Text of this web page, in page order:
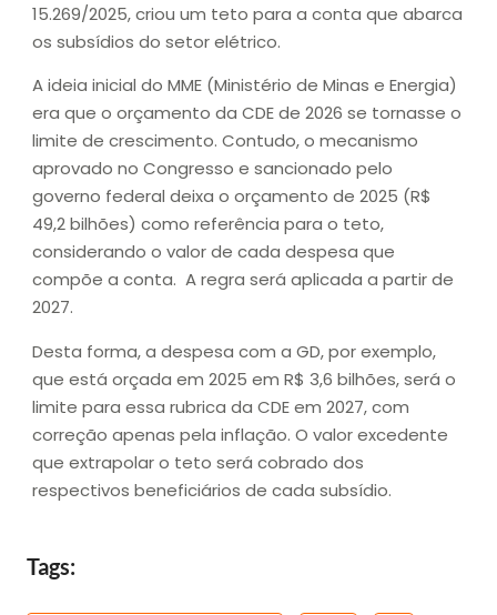
15.269/2025, criou um teto para a conta que abarca
os subsídios do setor elétrico.
A ideia inicial do MME (Ministério de Minas e Energia)
era que o orçamento da CDE de 2026 se tornasse o
limite de crescimento. Contudo, o mecanismo
aprovado no Congresso e sancionado pelo
governo federal deixa o orçamento de 2025 (R$
49,2 bilhões) como referência para o teto,
considerando o valor de cada despesa que
compõe a conta. A regra será aplicada a partir de
2027.
Desta forma, a despesa com a GD, por exemplo,
que está orçada em 2025 em R$ 3,6 bilhões, será o
limite para essa rubrica da CDE em 2027, com
correção apenas pela inflação. O valor excedente
que extrapolar o teto será cobrado dos
respectivos beneficiários de cada subsídio.
Tags: